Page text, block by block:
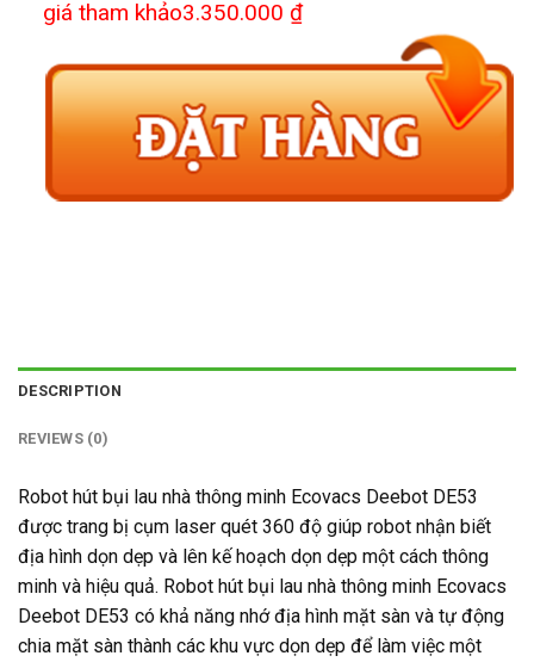
giá tham khảo3.350.000 ₫
DESCRIPTION
REVIEWS (0)
Robot hút bụi lau nhà thông minh Ecovacs Deebot DE53
được trang bị cụm laser quét 360 độ giúp robot nhận biết
địa hình dọn dẹp và lên kế hoạch dọn dẹp một cách thông
minh và hiệu quả. Robot hút bụi lau nhà thông minh Ecovacs
Deebot DE53 có khả năng nhớ địa hình mặt sàn và tự động
chia mặt sàn thành các khu vực dọn dẹp để làm việc một